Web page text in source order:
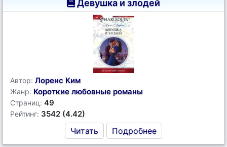
Девушка и злодей
Автор: Лоренс Ким
Жанр: Короткие любовные романы
Страниц: 49
Рейтинг: 3542 (4.42)
Читать Подробнее